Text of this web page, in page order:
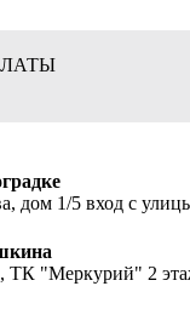
дом 1/5 вход с
ТК "Меркурий" 2